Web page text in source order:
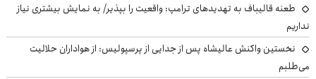
طعنه قالیباف به تهدیدهای ترامپ: واقعیت را بپذیر/ به نمایش بیشتری نیاز
نداریم
نخستین واکنش عالیشاه پس از جدایی از پرسپولیس: از هواداران حلالیت
می‌طلبم